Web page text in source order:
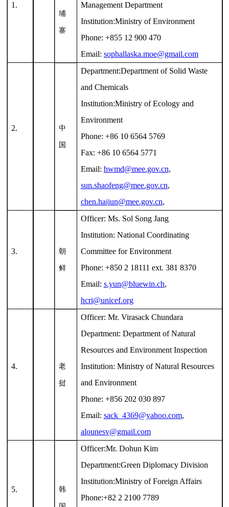
1.
埔
寨
Management Department
Institution:Ministry of Environment
Phone: +855 12 900 470
Email: sophallaska.moe@gmail.com
2. 中
国
Department:Department of Solid Waste
and Chemicals
Institution:Ministry of Ecology and
Environment
Phone: +86 10 6564 5769
Fax: +86 10 6564 5771
Email: hwmd@mee.gov.cn,
sun.shaofeng@mee.gov.cn,
chen.haijun@mee.gov.cn,
3. 朝
鲜
Officer: Ms. Sol Song Jang
Institution: National Coordinating
Committee for Environment
Phone: +850 2 18111 ext. 381 8370
Email: s.yun@bluewin.ch,
hcri@unicef.org
4. 老
挝
Officer: Mr. Virasack Chundara
Department: Department of Natural
Resources and Environment Inspection
Institution: Ministry of Natural Resources
and Environment
Phone: +856 202 030 897
Email: sack_4369@yahoo.com,
alounesv@gmail.com
5. 韩
Officer:Mr. Dohun Kim
Department:Green Diplomacy Division
Institution:Ministry of Foreign Affairs
Phone:+82 2 2100 7789